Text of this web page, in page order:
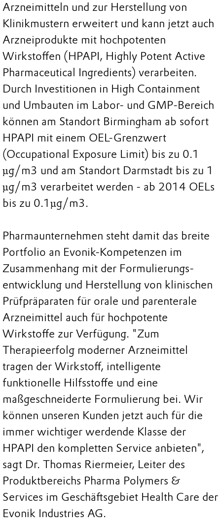
Arzneimitteln und zur Herstellung von
Klinikmustern erweitert und kann jetzt auch
Arzneiprodukte mit hochpotenten
Wirkstoffen (HPAPI, Highly Potent Active
Pharmaceutical Ingredients) verarbeiten.
Durch Investitionen in High Containment
und Umbauten im Labor- und GMP-Bereich
können am Standort Birmingham ab sofort
HPAPI mit einem OEL-Grenzwert
(Occupational Exposure Limit) bis zu 0.1
µg/m3 und am Standort Darmstadt bis zu 1
µg/m3 verarbeitet werden - ab 2014 OELs
bis zu 0.1µg/m3.
Pharmaunternehmen steht damit das breite
Portfolio an Evonik-Kompetenzen im
Zusammenhang mit der Formulierungs-
entwicklung und Herstellung von klinischen
Prüfpräparaten für orale und parenterale
Arzneimittel auch für hochpotente
Wirkstoffe zur Verfügung. "Zum
Therapieerfolg moderner Arzneimittel
tragen der Wirkstoff, intelligente
funktionelle Hilfsstoffe und eine
maßgeschneiderte Formulierung bei. Wir
können unseren Kunden jetzt auch für die
immer wichtiger werdende Klasse der
HPAPI den kompletten Service anbieten",
sagt Dr. Thomas Riermeier, Leiter des
Produktbereichs Pharma Polymers &
Services im Geschäftsgebiet Health Care der
Evonik Industries AG.